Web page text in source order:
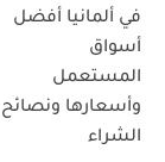
في ألمانيا أفضل
أسواق
المستعمل
وأسعارها ونصائح
الشراء